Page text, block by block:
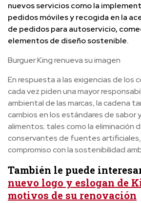
nuevos servicios como la
pedidos móviles y recogida en la
de pedidos para autoservicio,
elementos de diseño sostenible.
Burguer King renueva su imagen
En respuesta a las exigencias de los
cada vez piden una mayor
ambiental de las marcas, la cadena
cambios en los estándares de sabor
alimentos; tales como la eliminación
conservantes de fuentes artificiales,
compromiso con la sostenibilidad
También le puede
nuevo logo y eslogan de
motivos de su renovación